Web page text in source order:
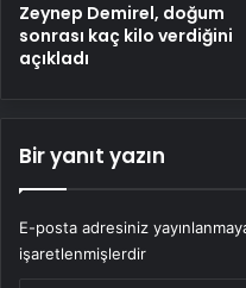
Zeynep Demirel, doğum
sonrası kaç kilo verdiğini
açıkladı
Bir yanıt yazın
E-posta adresiniz
işaretlenmişlerdir